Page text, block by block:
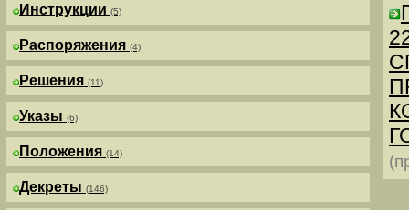
Инструкции (5)
Распоряжения (4)
Решения (11)
Указы (6)
Положения (14)
Декреты (146)